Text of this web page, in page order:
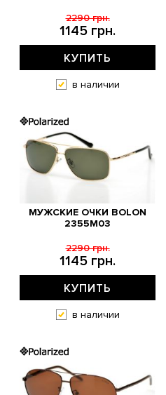
1145 грн.
2290 грн.
КУПИТЬ
в наличии
МУЖСКИЕ ОЧКИ BOLON
2355M03
1145 грн.
2290 грн.
КУПИТЬ
в наличии